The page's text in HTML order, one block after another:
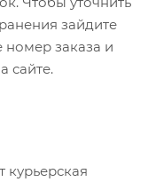
зайдите
номер заказа и
сайте.
курьерская